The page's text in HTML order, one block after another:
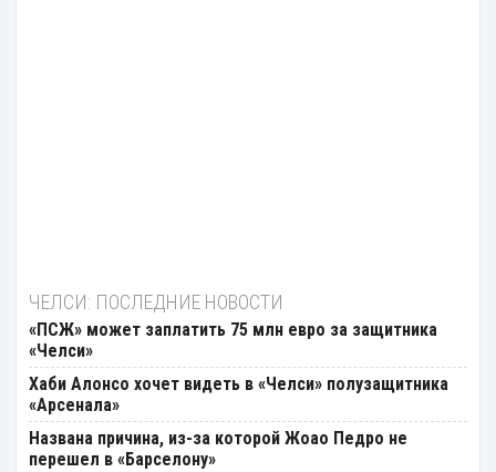
ЧЕЛСИ: ПОСЛЕДНИЕ НОВОСТИ
«ПСЖ» может заплатить 75 млн евро за защитника
«Челси»
Хаби Алонсо хочет видеть в «Челси» полузащитника
«Арсенала»
Названа причина, из-за которой Жоао Педро не
перешел в «Барселону»